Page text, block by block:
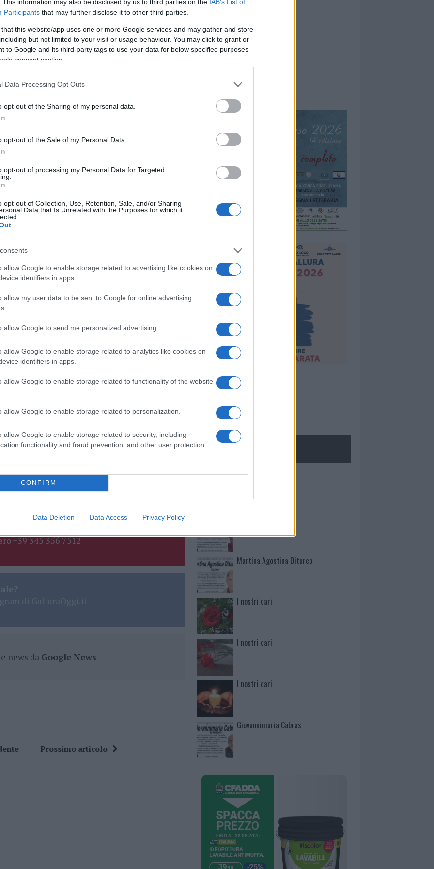
This information may also be disclosed by us to third parties on the IAB’s List of
Participants that may further disclose it to other third parties.
that this website/app uses one or more Google services and may gather and store
but not limited to your visit or usage behaviour. You may click to grant or
to Google and its third-party tags to use your data for below specified purposes
consent section.
Data Processing Opt Outs
opt-out of the Sharing of my personal data.
opt-out of the Sale of my Personal Data.
opt-out of processing my Personal Data for Targeted
opt-out of Collection, Use, Retention, Sale, and/or Sharing
Data that Is Unrelated with the Purposes for which it
allow Google to enable storage related to advertising like cookies on
identifiers in apps.
allow my user data to be sent to Google for online advertising
allow Google to send me personalized advertising.
allow Google to enable storage related to analytics like cookies on
identifiers in apps.
allow Google to enable storage related to functionality of the website
allow Google to enable storage related to personalization.
allow Google to enable storage related to security, including
functionality and fraud prevention, and other user protection.
CONFIRM
Data Deletion Data Access Privacy Policy
cliccandoqui
nella sezioneLogindal menù del sito o
Caro bollette, ecco i possibili interventi del
Governo
Lutto a Olbia per morte di Paola,
i tuoi video e le tue foto
+39 345 356 7512
di GalluraOggi.it
news da Google News
Prossimo articolo
Mario Malu
Martina Agostina Diturco
I nostri cari
I nostri cari
I nostri cari
Giovannimaria Cabras